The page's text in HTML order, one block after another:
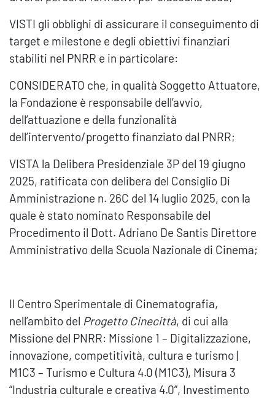
VISTI gli obblighi di assicurare il conseguimento di
target e milestone e degli obiettivi finanziari
stabiliti nel PNRR e in particolare:
CONSIDERATO che, in qualità Soggetto Attuatore,
la Fondazione è responsabile dell’avvio,
dell’attuazione e della funzionalità
dell’intervento/progetto finanziato dal PNRR;
VISTA la Delibera Presidenziale 3P del 19 giugno
2025, ratificata con delibera del Consiglio Di
Amministrazione n. 26C del 14 luglio 2025, con la
quale è stato nominato Responsabile del
Procedimento il Dott. Adriano De Santis Direttore
Amministrativo della Scuola Nazionale di Cinema;
Il Centro Sperimentale di Cinematografia,
nell’ambito del Progetto Cinecittà, di cui alla
Missione del PNRR: Missione 1 – Digitalizzazione,
innovazione, competitività, cultura e turismo |
M1C3 – Turismo e Cultura 4.0 (M1C3), Misura 3
“Industria culturale e creativa 4.0”, Investimento